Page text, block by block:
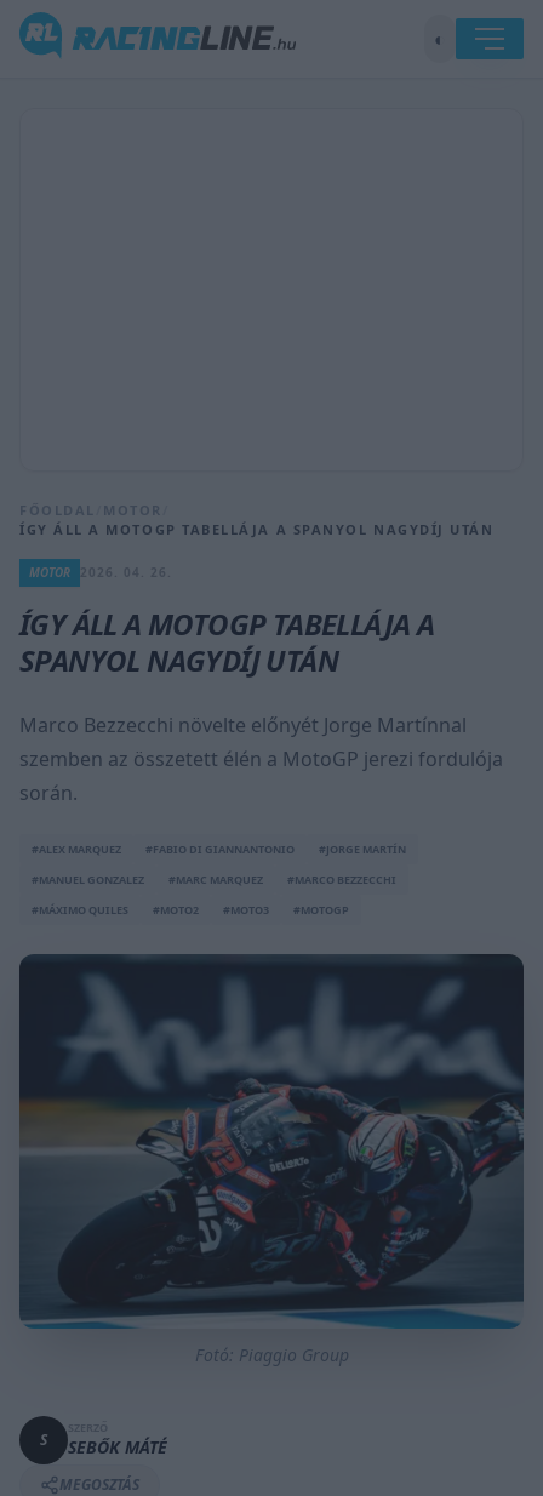
◐
FŐOLDAL MOTOR
ÍGY ÁLL A MOTOGP TABELLÁJA A SPANYOL NAGYDÍJ UTÁN
MOTOR
ÍGY ÁLL A MOTOGP TABELLÁJA A
SPANYOL NAGYDÍJ UTÁN
Marco Bezzecchi növelte előnyét Jorge Martínnal
szemben az összetett élén a MotoGP jerezi fordulója
során.
#ALEX MARQUEZ #FABIO DI GIANNANTONIO
#JORGE MARTÍN
#MANUEL GONZALEZ
#MARC MARQUEZ
#MARCO BEZZECCHI
#MÁXIMO QUILES
#MOTO2 #MOTO3 #MOTOGP
Fotó: Piaggio Group
S SEBŐK MÁTÉ
MEGOSZTÁS